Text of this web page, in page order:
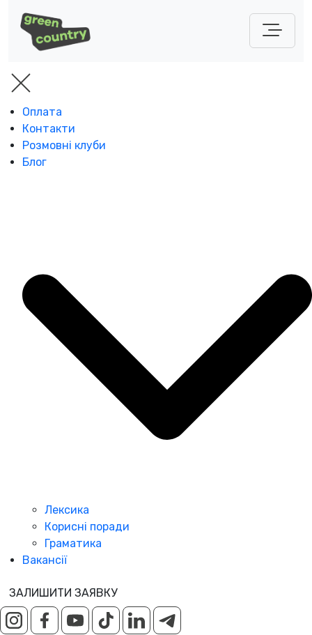
Оплата
Контакти
Розмовні клуби
Блог
Лексика
Корисні поради
Граматика
Вакансії
ЗАЛИШИТИ ЗАЯВКУ